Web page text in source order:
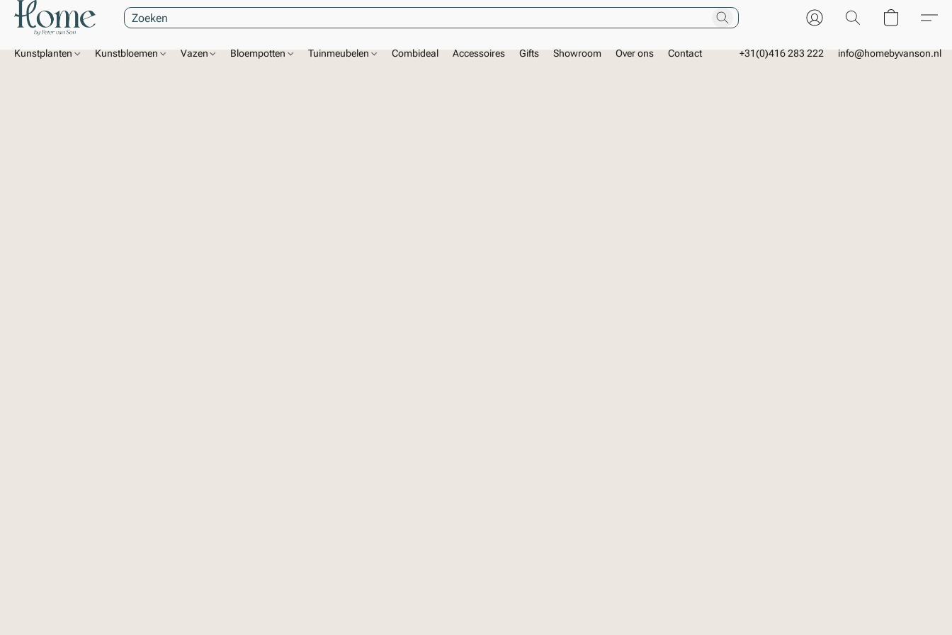
Kunstplanten Kunstbloemen Vazen Bloempotten Tuinmeubelen Combideal Accessoires Gifts Showroom Over ons Contact +31(0)416 283 222 info@homebyvanson.nl